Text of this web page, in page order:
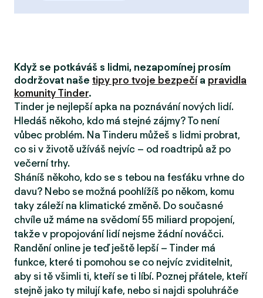
Když se potkáváš s lidmi, nezapomínej prosím
dodržovat naše tipy pro tvoje bezpečía pravidla
komunity Tinder.
Tinder je nejlepší apka na poznávání nových lidí.
Hledáš někoho, kdo má stejné zájmy? To není
vůbec problém. Na Tinderu můžeš s lidmi probrat,
co si v životě užíváš nejvíc – od roadtripů až po
večerní trhy.
Sháníš někoho, kdo se s tebou na fesťáku vrhne do
davu? Nebo se možná poohlížíš po někom, komu
taky záleží na klimatické změně. Do současné
chvíle už máme na svědomí 55 miliard propojení,
takže v propojování lidí nejsme žádní nováčci.
Randění online je teď ještě lepší – Tinder má
funkce, které ti pomohou se co nejvíc zviditelnit,
aby si tě všimli ti, kteří se ti líbí. Poznej přátele, kteří
stejně jako ty milují kafe, nebo si najdi spoluhráče